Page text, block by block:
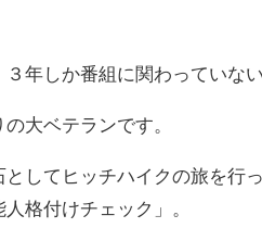
年しか番組に関わっていない
大ベテランです。
してヒッチハイクの旅を行
格付けチェック」。